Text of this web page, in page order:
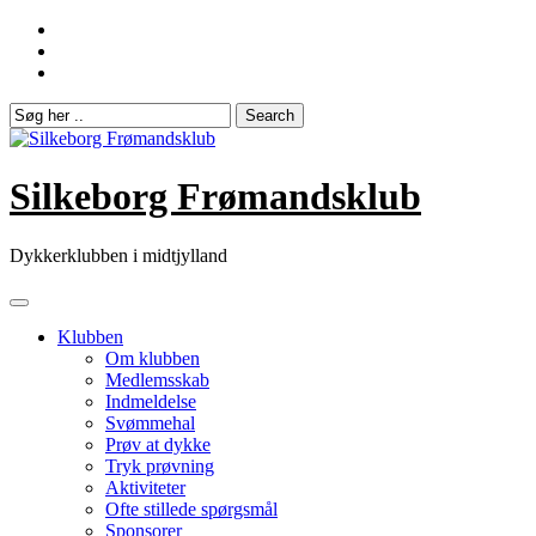
Skip
content
Silkeborg Frømandsklub
Dykkerklubben i midtjylland
Klubben
Om klubben
Medlemsskab
Indmeldelse
Svømmehal
Prøv at dykke
Tryk prøvning
Aktiviteter
Ofte stillede spørgsmål
Sponsorer